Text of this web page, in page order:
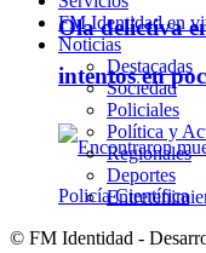
Ola delictiva
intentos en
FM Identidad en
Noticias
Destacadas
Sociedad
Policiales
Política y
Regionales
Deportes
© FM Identidad -